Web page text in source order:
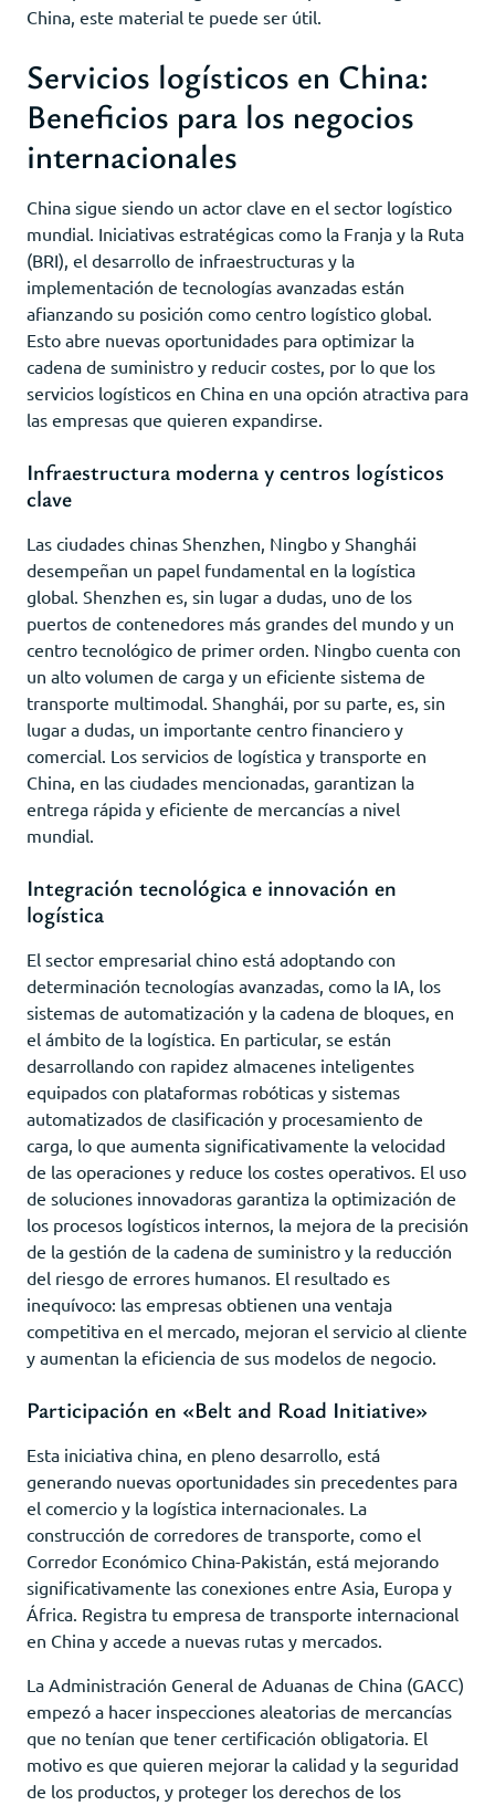
China, este material te puede ser útil.
Servicios logísticos en China:
Beneficios para los negocios
internacionales
China sigue siendo un actor clave en el sector logístico
mundial. Iniciativas estratégicas como la Franja y la Ruta
(BRI), el desarrollo de infraestructuras y la
implementación de tecnologías avanzadas están
afianzando su posición como centro logístico global.
Esto abre nuevas oportunidades para optimizar la
cadena de suministro y reducir costes, por lo que los
servicios logísticos en China en una opción atractiva para
las empresas que quieren expandirse.
Infraestructura moderna y centros logísticos
clave
Las ciudades chinas Shenzhen, Ningbo y Shanghái
desempeñan un papel fundamental en la logística
global. Shenzhen es, sin lugar a dudas, uno de los
puertos de contenedores más grandes del mundo y un
centro tecnológico de primer orden. Ningbo cuenta con
un alto volumen de carga y un eficiente sistema de
transporte multimodal. Shanghái, por su parte, es, sin
lugar a dudas, un importante centro financiero y
comercial. Los servicios de logística y transporte en
China, en las ciudades mencionadas, garantizan la
entrega rápida y eficiente de mercancías a nivel
mundial.
Integración tecnológica e innovación en
logística
El sector empresarial chino está adoptando con
determinación tecnologías avanzadas, como la IA, los
sistemas de automatización y la cadena de bloques, en
el ámbito de la logística. En particular, se están
desarrollando con rapidez almacenes inteligentes
equipados con plataformas robóticas y sistemas
automatizados de clasificación y procesamiento de
carga, lo que aumenta significativamente la velocidad
de las operaciones y reduce los costes operativos. El uso
de soluciones innovadoras garantiza la optimización de
los procesos logísticos internos, la mejora de la precisión
de la gestión de la cadena de suministro y la reducción
del riesgo de errores humanos. El resultado es
inequívoco: las empresas obtienen una ventaja
competitiva en el mercado, mejoran el servicio al cliente
y aumentan la eficiencia de sus modelos de negocio.
Participación en «Belt and Road Initiative»
Esta iniciativa china, en pleno desarrollo, está
generando nuevas oportunidades sin precedentes para
el comercio y la logística internacionales. La
construcción de corredores de transporte, como el
Corredor Económico China-Pakistán, está mejorando
significativamente las conexiones entre Asia, Europa y
África. Registra tu empresa de transporte internacional
en China y accede a nuevas rutas y mercados.
La Administración General de Aduanas de China (GACC)
empezó a hacer inspecciones aleatorias de mercancías
que no tenían que tener certificación obligatoria. El
motivo es que quieren mejorar la calidad y la seguridad
de los productos, y proteger los derechos de los